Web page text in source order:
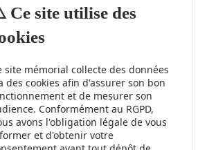
Ce site utilise des
site mémorial collecte des données
des cookies afin d'assurer son bon
et de mesurer son
Conformément au RGPD,
avons l'obligation légale de vous
et d'obtenir votre
informations et actualités.
boiro